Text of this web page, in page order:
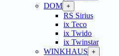
DOM +
RS Sirius
ix Teco
ix Twido
ix Twinstar
WINKHAUS +